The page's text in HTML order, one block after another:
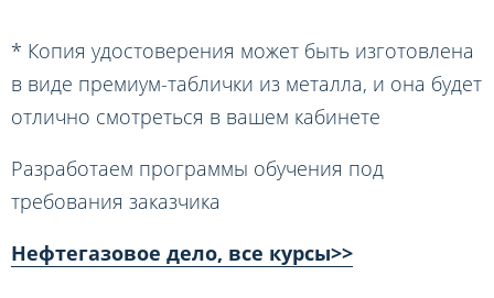
* Копия удостоверения может быть изготовлена
в виде премиум-таблички из металла, и она будет
отлично смотреться в вашем кабинете
Разработаем программы обучения под
требования заказчика
Нефтегазовое дело, все курсы>>